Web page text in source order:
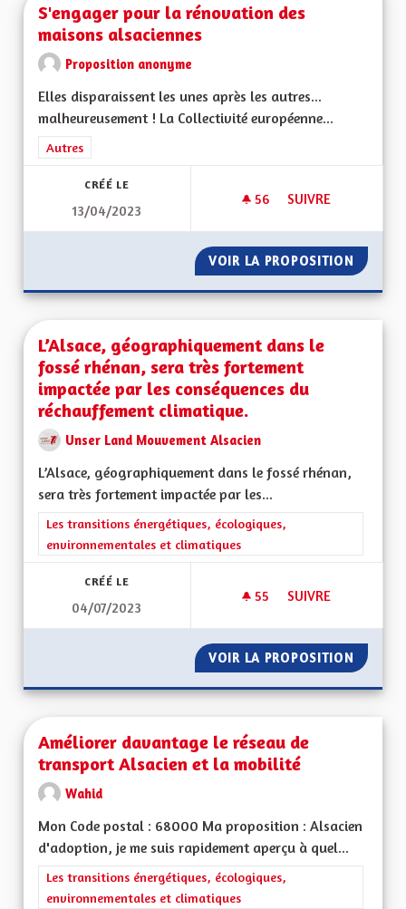
S'engager pour la rénovation des
maisons alsaciennes
Proposition anonyme
Elles disparaissent les unes après les autres...
malheureusement ! La Collectivité européenne...
Filtrer les résultats de la catégorie : Autres
Autres
CRÉÉ LE
13/04/2023
56 56 ABONNÉS
SUIVRE
VOIR LA PROPOSITION
L’Alsace, géographiquement dans le
fossé rhénan, sera très fortement
impactée par les conséquences du
réchauffement climatique.
Unser Land Mouvement Alsacien
L’Alsace, géographiquement dans le fossé rhénan,
sera très fortement impactée par les...
Filtrer les résultats de la catégorie : Les transitions
Les transitions énergétiques, écologiques,
environnementales et climatiques
CRÉÉ LE
04/07/2023
55 55 ABONNÉS
SUIVRE
VOIR LA PROPOSITION
Améliorer davantage le réseau de
transport Alsacien et la mobilité
Wahid
Mon Code postal : 68000 Ma proposition : Alsacien
d'adoption, je me suis rapidement aperçu à quel...
Filtrer les résultats de la catégorie : Les transitions
Les transitions énergétiques, écologiques,
environnementales et climatiques